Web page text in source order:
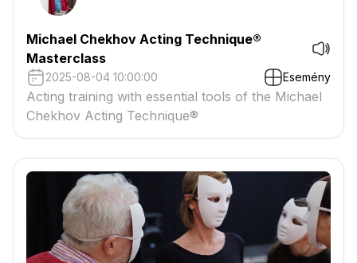
Michael Chekhov Acting Technique®
Masterclass
2025-08-04 10:00:00 Esemény
Acting training with essential tools of the Michael
Chekhov Acting Technique®